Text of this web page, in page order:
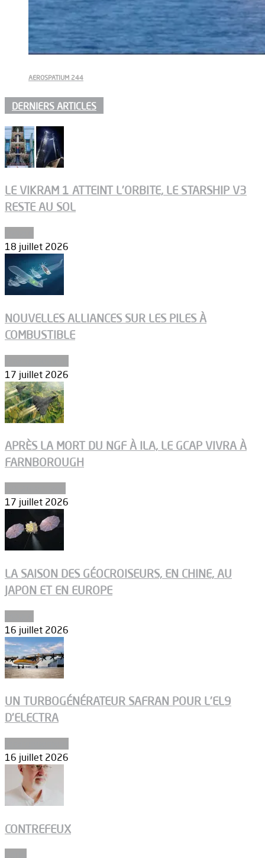
AEROSPATIUM 244
DERNIERS ARTICLES
LE VIKRAM 1 ATTEINT L’ORBITE, LE STARSHIP V3
RESTE AU SOL
18 juillet 2026
NOUVELLES ALLIANCES SUR LES PILES À
COMBUSTIBLE
17 juillet 2026
APRÈS LA MORT DU NGF À ILA, LE GCAP VIVRA À
FARNBOROUGH
17 juillet 2026
LA SAISON DES GÉOCROISEURS, EN CHINE, AU
JAPON ET EN EUROPE
16 juillet 2026
UN TURBOGÉNÉRATEUR SAFRAN POUR L’EL9
D’ELECTRA
16 juillet 2026
CONTREFEUX